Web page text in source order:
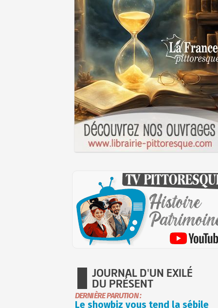
JOURNAL D'UN EXILÉ
DU PRÉSENT
DERNIÈRE PARUTION :
Le showbiz vous tend la sébile